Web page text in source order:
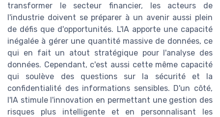
transformer le secteur financier, les acteurs de
l'industrie doivent se préparer à un avenir aussi plein
de défis que d'opportunités. L'IA apporte une capacité
inégalée à gérer une quantité massive de données, ce
qui en fait un atout stratégique pour l'analyse des
données. Cependant, c'est aussi cette même capacité
qui soulève des questions sur la sécurité et la
confidentialité des informations sensibles. D'un côté,
l'IA stimule l'innovation en permettant une gestion des
risques plus intelligente et en personnalisant les